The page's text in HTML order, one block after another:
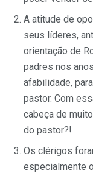
A atitude de
seus líderes,
orientação de
padres nos
afabilidade,
pastor. Com
cabeça de
do pastor?!
Os clérigos
especialmente